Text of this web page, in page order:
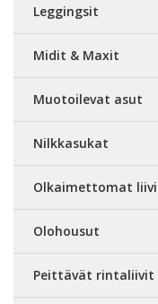
Leggingsit
Midit & Maxit
Muotoilevat asut
Nilkkasukat
Olkaimettomat
Olohousut
Peittävät rintaliivit